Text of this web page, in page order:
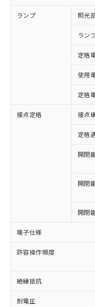
ランプ 照光
ラン
定格
使用
定格
接点定格 接点
定格
開閉
開閉
開閉
端子仕様
許容操作頻度
絶縁抵抗
耐電圧
ご利用
以下の条件を
本サービ
商品の当
(税抜)を
当社制御
本サービ
ことをご
※1 対応状況
対応済み：
非含有に対応
対応予定：EU
有に対応した
対応予定なし
非含有に非対
調査・確認中
非含有の対応
商品です。
非該当品：ラ
仕入先様の事
いたものが、
「○」：最大
基準値以下で
「×」：最大均
基準値を超え
当社は、